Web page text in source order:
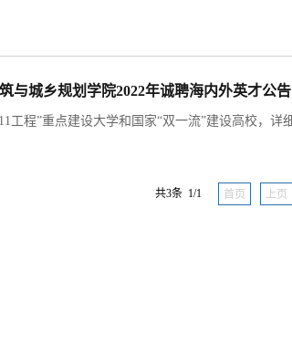
与城乡规划学院2022年诚聘海内外英才公告
共3条 1/1 首页 上页